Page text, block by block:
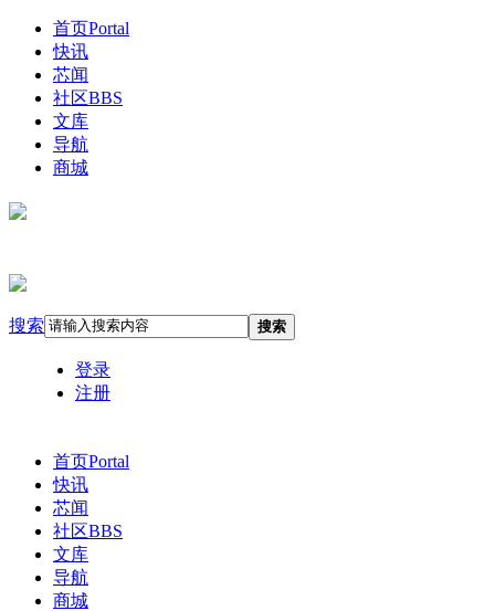
首页Portal
快讯
芯闻
社区BBS
文库
导航
商城
搜索 搜索
登录
注册
首页Portal
快讯
芯闻
社区BBS
文库
导航
商城